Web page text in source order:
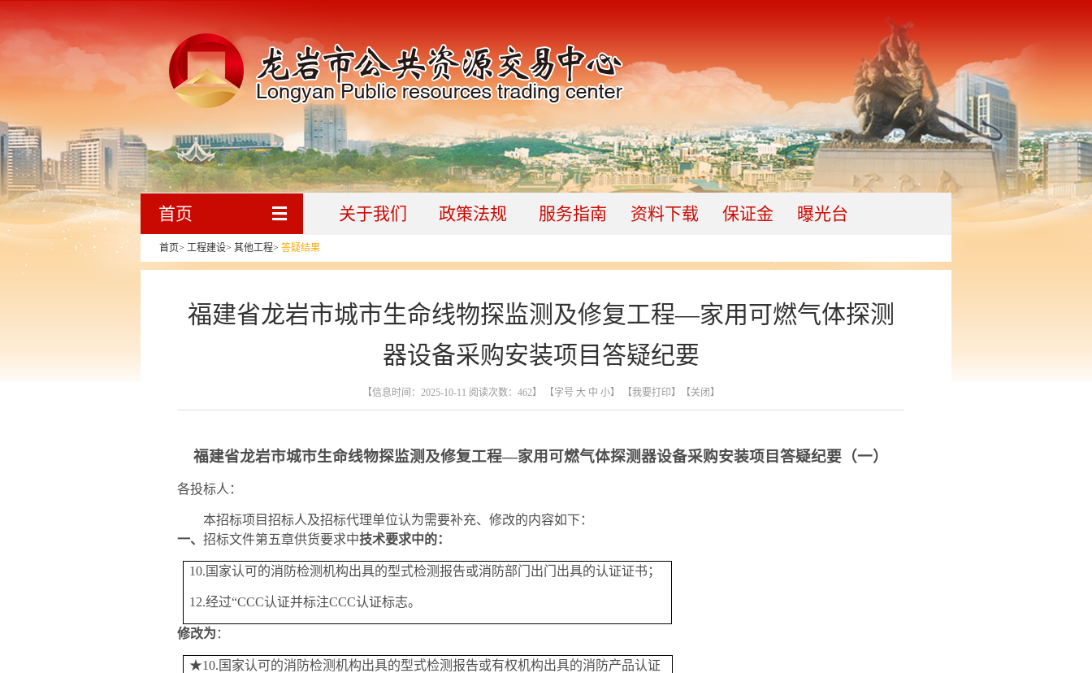
首页 关于我们 政策法规 服务指南 资料下载 保证金 曝光台
首页> 工程建设> 其他工程> 答疑结果
福建省龙岩市城市生命线物探监测及修复工程—家用可燃气体探测
器设备采购安装项目答疑纪要
【信息时间：2025-10-11 阅读次数： 462】 【字号 大 中 小】 【我要打印】 【关闭】
福建省龙岩市城市生命线物探监测及修复工程—家用可燃气体探测器设备采购安装项目答疑纪要（一）
各投标人：
本招标项目招标人及招标代理单位认为需要补充、修改的内容如下：
一、 招标文件第五章供货要求中技术要求中的：
10.国家认可的消防检测机构出具的型式检测报告或消防部门出门出具的认证证书；
12.经过“CCC认证并标注CCC认证标志。
修改为 ：
★10.国家认可的消防检测机构出具的型式检测报告或有权机构出具的消防产品认证